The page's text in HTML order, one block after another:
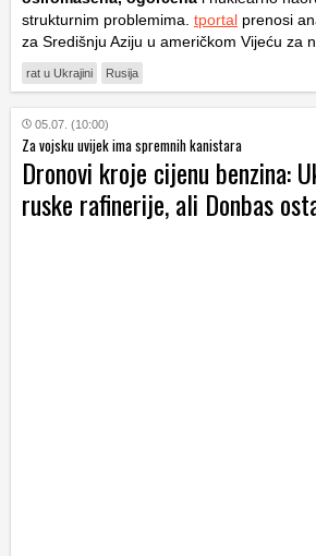
strukturnim problemima. tportal prenosi
za Središnju Aziju u američkom Vijeću za
rat u Ukrajini Rusija
05.07. (10:00)
Za vojsku uvijek ima spremnih kanistara
Dronovi kroje cijenu benzina:
ruske rafinerije, ali Donbas